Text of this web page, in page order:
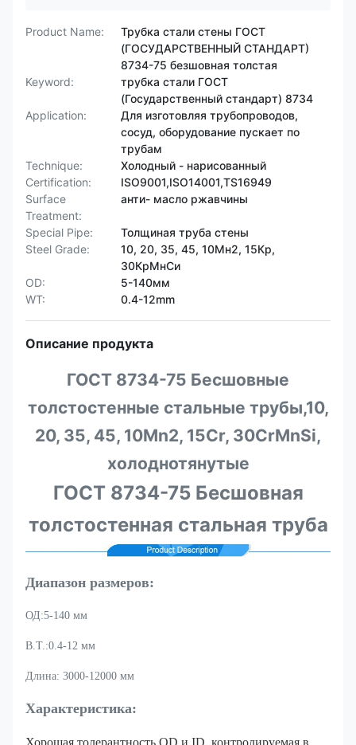
Product Name:
Трубка стали стены ГОСТ
(ГОСУДАРСТВЕННЫЙ СТАНДАРТ)
8734-75 безшовная толстая
Keyword:
трубка стали ГОСТ
(Государственный стандарт) 8734
Application:
Для изготовляя трубопроводов,
сосуд, оборудование пускает по
трубам
Technique:
Холодный - нарисованный
Certification:
ISO9001,ISO14001,TS16949
Surface
Treatment:
анти- масло ржавчины
Special Pipe:
Толщиная труба стены
Steel Grade:
10, 20, 35, 45, 10Мн2, 15Кр,
30КрМнСи
OD:
5-140мм
WT:
0.4-12mm
Описание продукта
ГОСТ 8734-75 Бесшовные
толстостенные стальные трубы,10,
20, 35, 45, 10Mn2, 15Cr, 30CrMnSi,
холоднотянутые
ГОСТ 8734-75 Бесшовная
толстостенная стальная труба
Диапазон размеров:
ОД:5-140 мм
В.Т.:0.4-12 мм
Длина: 3000-12000 мм
Характеристика:
Хорошая толерантность OD и ID, контролируемая в